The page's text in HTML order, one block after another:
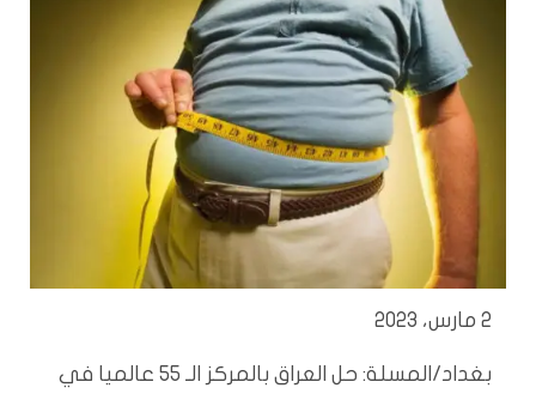
2 مارس، 2023
بغداد/المسلة: حل العراق بالمركز الـ 55 عالميا في